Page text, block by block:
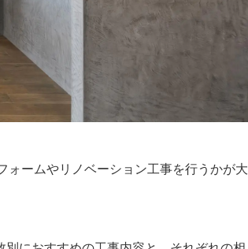
ォームやリノベーション工事を行うかが大